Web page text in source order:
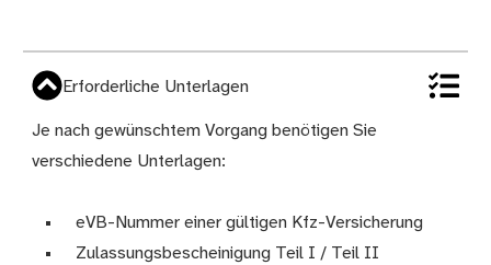
Erforderliche Unterlagen
Je nach gewünschtem Vorgang benötigen Sie
verschiedene Unterlagen:
eVB-Nummer einer gültigen Kfz-Versicherung
Zulassungsbescheinigung Teil I / Teil II